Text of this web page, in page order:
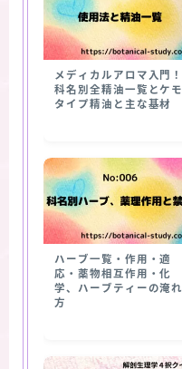
メディカルアロマ入門！
科名別全精油一覧とケモ
タイプ精油と主な基材
ハーブ一覧・作用・適
応・薬物相互作用・化
学、ハーブティーの淹れ
方